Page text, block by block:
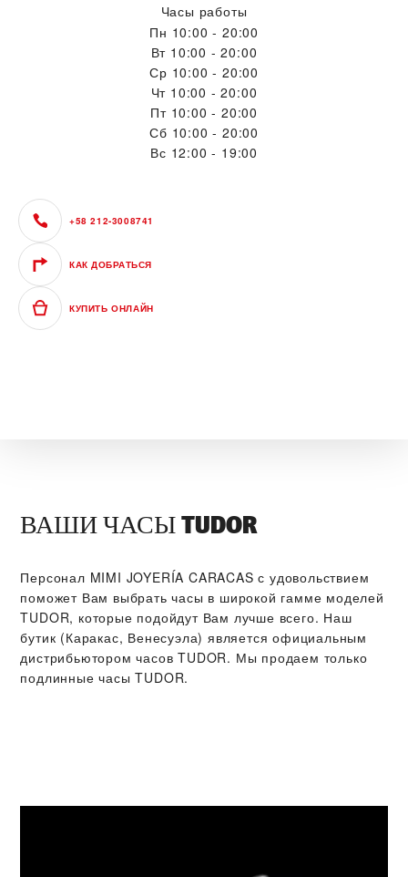
Часы работы
Пн 10:00 - 20:00
Вт 10:00 - 20:00
Ср 10:00 - 20:00
Чт 10:00 - 20:00
Пт 10:00 - 20:00
Сб 10:00 - 20:00
Вс 12:00 - 19:00
+58 212-3008741
КАК ДОБРАТЬСЯ
КУПИТЬ ОНЛАЙН
ВАШИ ЧАСЫ TUDOR
Персонал ‭MIMI JOYERÍA CARACAS‬ с удовольствием
поможет Вам выбрать часы в широкой гамме моделей
TUDOR, которые подойдут Вам лучше всего. Наш
бутик (Каракас, Венесуэла) является официальным
дистрибьютором часов TUDOR. Мы продаем только
подлинные часы TUDOR.